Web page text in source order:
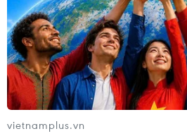
vietnamplus.vn